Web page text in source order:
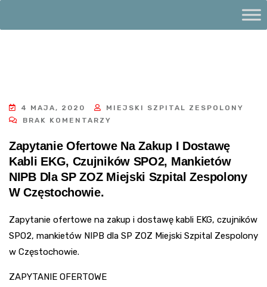
4 MAJA, 2020
MIEJSKI SZPITAL ZESPOLONY
BRAK KOMENTARZY
Zapytanie Ofertowe Na Zakup I Dostawę
Kabli EKG, Czujników SPO2, Mankietów
NIPB Dla SP ZOZ Miejski Szpital Zespolony
W Częstochowie.
Zapytanie ofertowe na zakup i dostawę kabli EKG, czujników
SPO2, mankietów NIPB dla SP ZOZ Miejski Szpital Zespolony
w Częstochowie.
ZAPYTANIE OFERTOWE